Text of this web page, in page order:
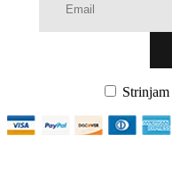
Strinjam